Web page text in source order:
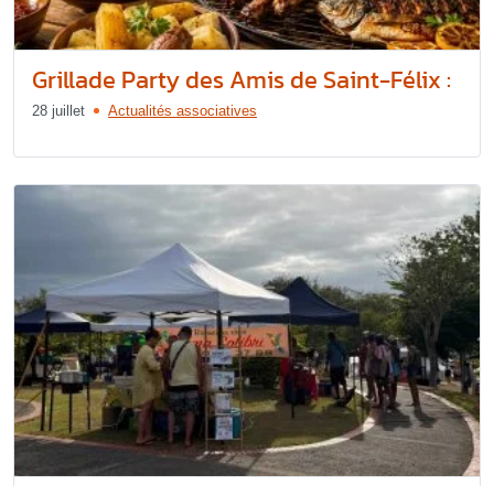
Grillade Party des Amis de Saint-Félix :
28 juillet Actualités associatives